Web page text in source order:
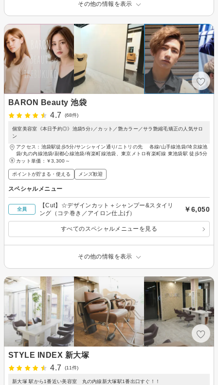
その他の情報を表示
BARON Beauty 池袋
4.7
(68件)
個室美容室《本日予約◎》池袋5分♪／カット／艶カラー／サラ艶縮毛矯正の人気サロ
ン
アクセス：池袋駅徒歩5分/サンシャイン通り/ニトリの先 各線/山手線池袋/埼京線池
袋/丸の内線池袋/副都心線池袋/有楽町線池袋、東京メトロ有楽町線 東池袋駅 徒歩5分
カット単価： ￥3,300～
ポイントが貯まる・使える メンズ歓迎
スペシャルメニュー
全員
【Cut】☆デザインカット＋シャンプー&スタイリ
ング（コテ巻き／アイロン仕上げ）
￥6,050
すべてのスペシャルメニューを見る
その他の情報を表示
STYLE INDEX 新大塚
4.7
(11件)
新大塚 駅から1番近い美容室 丸の内線新大塚駅1番出口すぐ！！